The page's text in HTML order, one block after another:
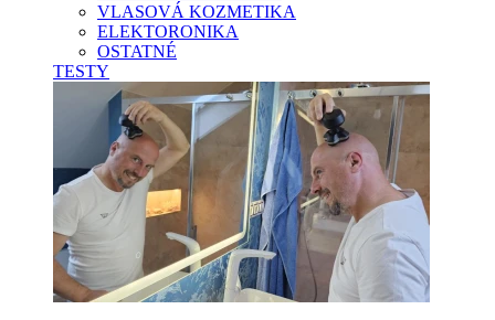
VLASOVÁ KOZMETIKA
ELEKTORONIKA
OSTATNÉ
TESTY